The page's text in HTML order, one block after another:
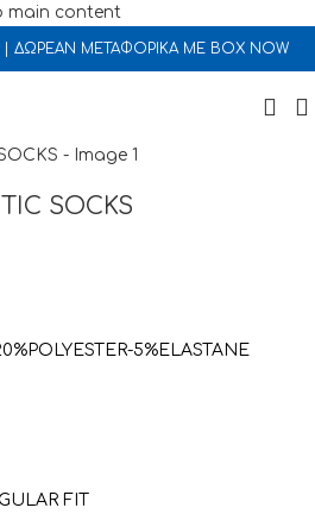
main content
| ΔΩΡΕΑΝ ΜΕΤΑΦΟΡΙΚΑ ΜΕ BOX NOW
SOCKS
5%ELASTANE
FIT